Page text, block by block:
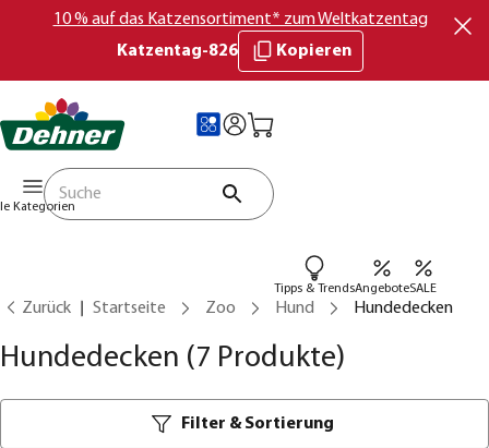
10 % auf das Katzensortiment* zum Weltkatzentag
Katzentag-826
Kopieren
Kategorien
Tipps & TrendsAngeboteSALE
Zurück Startseite Zoo Hund Hundedecken
Hundedecken (7 Produkte)
Filter & Sortierung